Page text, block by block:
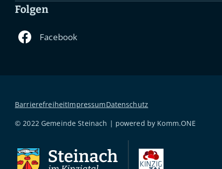
Folgen
BarrierefreiheitImpressumDatenschutz
© 2022 Gemeinde Steinach | powered by Komm.ONE